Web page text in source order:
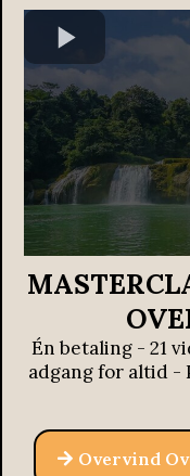
Én betaling - 21
adgang for altid -
Overvind